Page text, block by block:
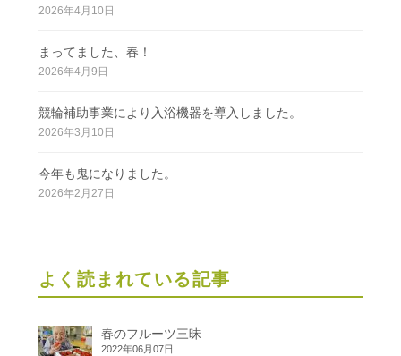
2026年4月10日
まってました、春！
2026年4月9日
競輪補助事業により入浴機器を導入しました。
2026年3月10日
今年も鬼になりました。
2026年2月27日
よく読まれている記事
春のフルーツ三昧
2022年06月07日